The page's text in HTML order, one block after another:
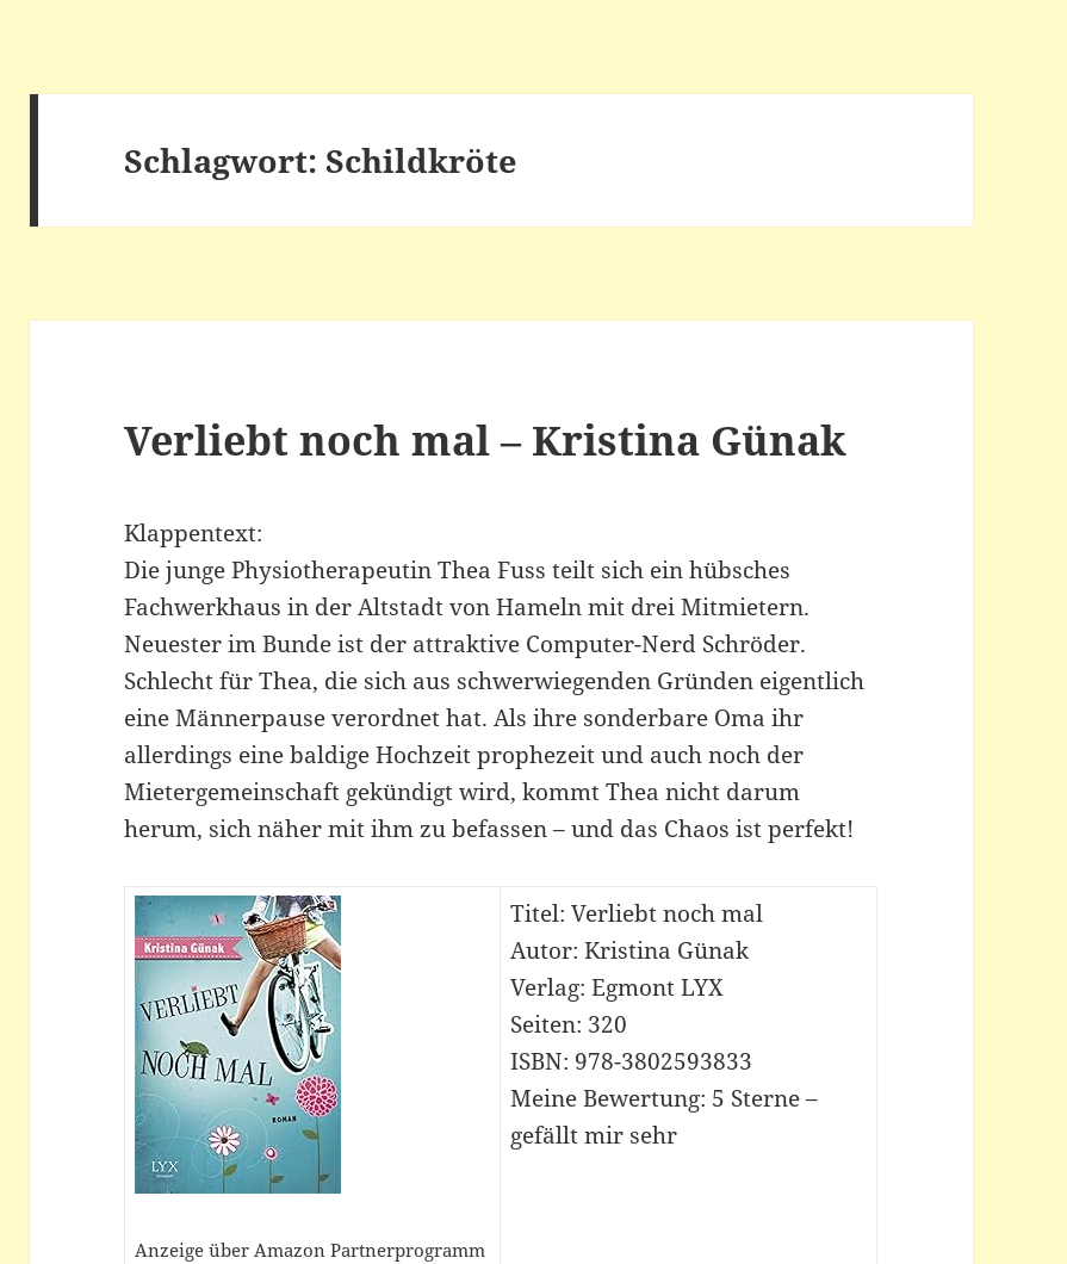
Schlagwort:Schildkröte
Verliebt noch mal – Kristina Günak
Klappentext:
Die junge Physiotherapeutin Thea Fuss teilt sich ein hübsches
Fachwerkhaus in der Altstadt von Hameln mit drei Mitmietern.
Neuester im Bunde ist der attraktive Computer-Nerd Schröder.
Schlecht für Thea, die sich aus schwerwiegenden Gründen eigentlich
eine Männerpause verordnet hat. Als ihre sonderbare Oma ihr
allerdings eine baldige Hochzeit prophezeit und auch noch der
Mietergemeinschaft gekündigt wird, kommt Thea nicht darum
herum, sich näher mit ihm zu befassen – und das Chaos ist perfekt!
Anzeige über Amazon Partnerprogramm
Titel: Verliebt noch mal
Autor: Kristina Günak
Verlag: Egmont LYX
Seiten: 320
ISBN: 978-3802593833
Meine Bewertung: 5 Sterne –
gefällt mir sehr